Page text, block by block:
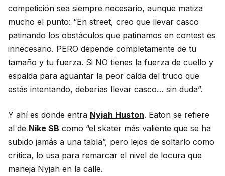
competición sea siempre necesario, aunque matiza
mucho el punto: “En street, creo que llevar casco
patinando los obstáculos que patinamos en contest es
innecesario. PERO depende completamente de tu
tamaño y tu fuerza. Si NO tienes la fuerza de cuello y
espalda para aguantar la peor caída del truco que
estás intentando, deberías llevar casco… sin duda”.
Y ahí es donde entra Nyjah Huston. Eaton se refiere
al de Nike SB como “el skater más valiente que se ha
subido jamás a una tabla”, pero lejos de soltarlo como
crítica, lo usa para remarcar el nivel de locura que
maneja Nyjah en la calle.